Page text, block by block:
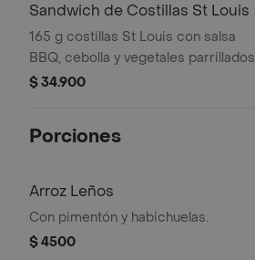
Sandwich de Costillas St Louis
165 g costillas St Louis con salsa
BBQ, cebolla y vegetales parrillados
en pan horneado.
$ 34.900
Porciones
Arroz Leños
Con pimentón y habichuelas.
$ 4500